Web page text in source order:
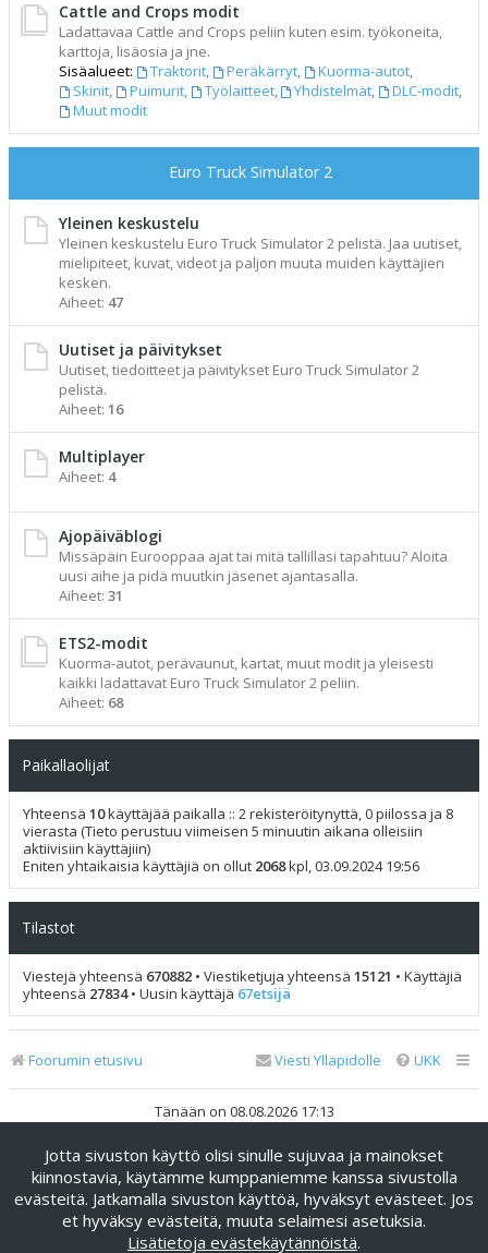
Cattle and Crops modit
Ladattavaa Cattle and Crops peliin kuten esim. työkoneita,
karttoja, lisäosia ja jne.
Sisäalueet:
Traktorit, Peräkärryt, Kuorma-autot,
Skinit, Puimurit, Työlaitteet, Yhdistelmät, DLC-modit,
Muut modit
Euro Truck Simulator 2
Yleinen keskustelu
Yleinen keskustelu Euro Truck Simulator 2 pelistä. Jaa uutiset,
mielipiteet, kuvat, videot ja paljon muuta muiden käyttäjien
kesken.
Aiheet: 47
Uutiset ja päivitykset
Uutiset, tiedoitteet ja päivitykset Euro Truck Simulator 2
pelistä.
Aiheet: 16
Multiplayer
Aiheet: 4
Ajopäiväblogi
Missäpäin Eurooppaa ajat tai mitä tallillasi tapahtuu? Aloita
uusi aihe ja pidä muutkin jäsenet ajantasalla.
Aiheet: 31
ETS2-modit
Kuorma-autot, perävaunut, kartat, muut modit ja yleisesti
kaikki ladattavat Euro Truck Simulator 2 peliin.
Aiheet: 68
Paikallaolijat
Yhteensä 10käyttäjää paikalla :: 2 rekisteröitynyttä, 0 piilossa ja 8
vierasta (Tieto perustuu viimeisen 5 minuutin aikana olleisiin
aktiivisiin käyttäjiin)
Eniten yhtaikaisia käyttäjiä on ollut 2068kpl, 03.09.2024 19:56
Tilastot
Viestejä yhteensä 670882 • Viestiketjuja yhteensä 15121 • Käyttäjiä
yhteensä 27834• Uusin käyttäjä 67etsijä
Foorumin etusivu UKK
Viesti Ylläpidolle
Tänään on 08.08.2026 17:13
Keskustelufoorumin ohjelmistophpBB® Forum Software ©
phpBB Limited
Käännös: phpBB Suomi (lurttinen, harritapio, Pettis)
phpBB Metro Theme byPixelGoose Studio
Jotta sivuston käyttö olisi sinulle sujuvaa ja mainokset
kiinnostavia, käytämme kumppaniemme kanssa sivustolla
evästeitä. Jatkamalla sivuston käyttöä, hyväksyt evästeet. Jos
et hyväksy evästeitä, muuta selaimesi asetuksia.
Lisätietoja evästekäytännöistä.